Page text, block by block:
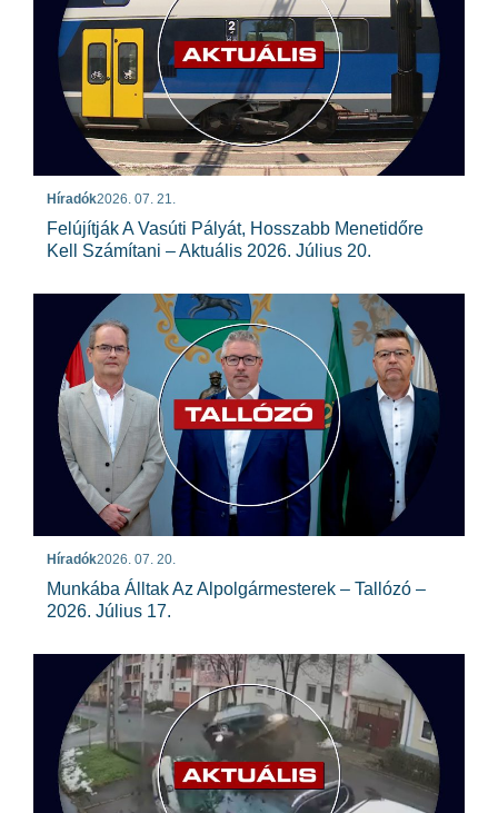
Híradók2026. 07. 21.
Felújítják A Vasúti Pályát, Hosszabb Menetidőre
Kell Számítani – Aktuális 2026. Július 20.
Híradók2026. 07. 20.
Munkába Álltak Az Alpolgármesterek – Tallózó –
2026. Július 17.